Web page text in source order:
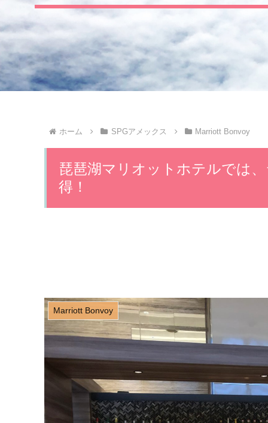
ホーム SPGアメックス Marriott Bonvoy
琵琶湖マリオットホテルでは
得！
Marriott Bonvoy